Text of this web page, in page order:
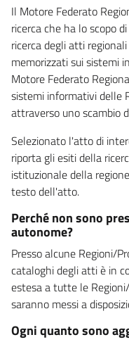
Il Motore Federato
ricerca che ha lo scopo
ricerca degli atti
memorizzati sui sistemi
Motore Federato
sistemi informativi delle
attraverso uno scambio
Selezionato l'atto di
riporta gli esiti della
istituzionale della
testo dell'atto.
Perché non sono
autonome?
Presso alcune Regioni/
cataloghi degli atti è in
estesa a tutte le
saranno messi a
Ogni quanto sono